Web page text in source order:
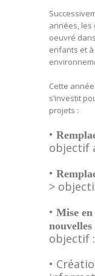
années, les
oeuvré
enfants et
Cette
s’investit
projets :
•
objectif
•
>
• Mise
objectif
•